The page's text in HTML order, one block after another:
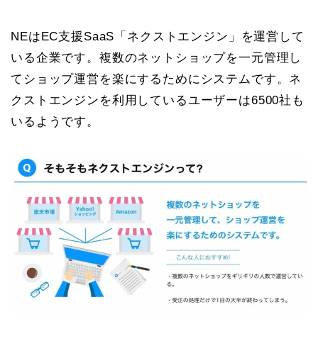
NEはEC支援SaaS「ネクストエンジン」を運営して
いる企業です。複数のネットショップを一元管理し
てショップ運営を楽にするためにシステムです。ネ
クストエンジンを利用しているユーザーは6500社も
いるようです。